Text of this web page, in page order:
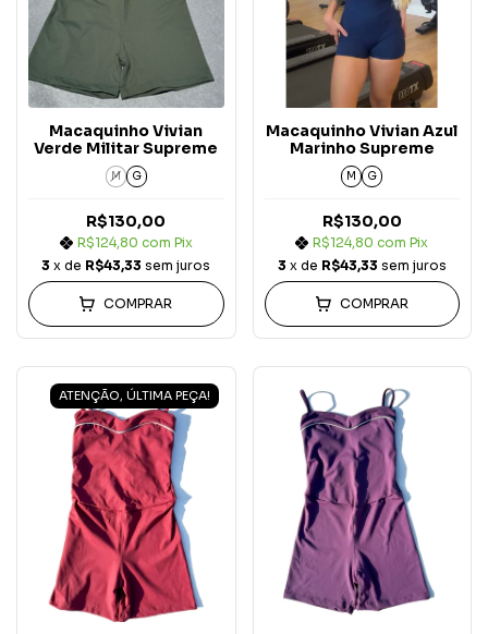
Macaquinho Vivian
Verde Militar Supreme
M G
R$130,00
R$124,80 com Pix
3 x de R$43,33 sem juros
COMPRAR
Macaquinho Vivian Azul
Marinho Supreme
M G
R$130,00
R$124,80com Pix
3 x de R$43,33 sem juros
COMPRAR
ATENÇÃO, ÚLTIMA PEÇA!